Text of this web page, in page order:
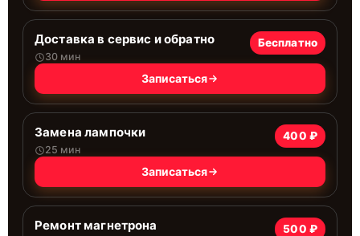
Доставка в сервис и обратно
30 мин
Бесплатно
Записаться
Замена лампочки
25 мин
400 ₽
Записаться
Ремонт магнетрона 500 ₽